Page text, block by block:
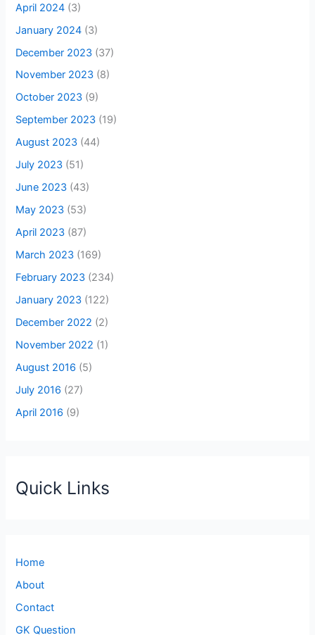
April 2024 (3)
January 2024 (3)
December 2023 (37)
November 2023 (8)
October 2023 (9)
September 2023 (19)
August 2023 (44)
July 2023 (51)
June 2023 (43)
May 2023 (53)
April 2023 (87)
March 2023 (169)
February 2023 (234)
January 2023 (122)
December 2022 (2)
November 2022 (1)
August 2016 (5)
July 2016 (27)
April 2016 (9)
Quick Links
Home
About
Contact
GK Question